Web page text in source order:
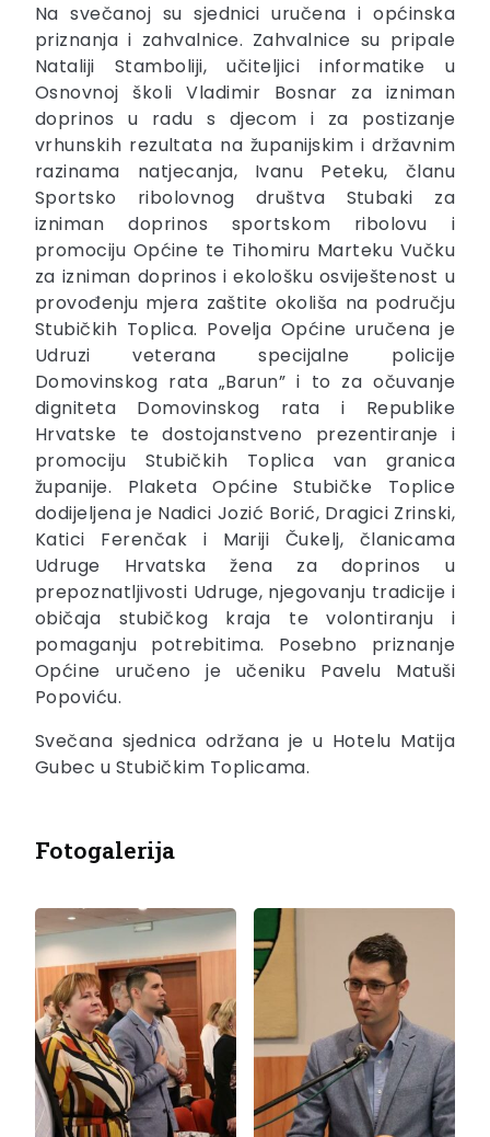
Na svečanoj su sjednici uručena i općinska
priznanja i zahvalnice. Zahvalnice su pripale
Nataliji Stamboliji, učiteljici informatike u
Osnovnoj školi Vladimir Bosnar za izniman
doprinos u radu s djecom i za postizanje
vrhunskih rezultata na županijskim i državnim
razinama natjecanja, Ivanu Peteku, članu
Sportsko ribolovnog društva Stubaki za
izniman doprinos sportskom ribolovu i
promociju Općine te Tihomiru Marteku Vučku
za izniman doprinos i ekološku osviještenost u
provođenju mjera zaštite okoliša na području
Stubičkih Toplica. Povelja Općine uručena je
Udruzi veterana specijalne policije
Domovinskog rata „Barun” i to za očuvanje
digniteta Domovinskog rata i Republike
Hrvatske te dostojanstveno prezentiranje i
promociju Stubičkih Toplica van granica
županije. Plaketa Općine Stubičke Toplice
dodijeljena je Nadici Jozić Borić, Dragici Zrinski,
Katici Ferenčak i Mariji Čukelj, članicama
Udruge Hrvatska žena za doprinos u
prepoznatljivosti Udruge, njegovanju tradicije i
običaja stubičkog kraja te volontiranju i
pomaganju potrebitima. Posebno priznanje
Općine uručeno je učeniku Pavelu Matuši
Popoviću.
Svečana sjednica održana je u Hotelu Matija
Gubec u Stubičkim Toplicama.
Fotogalerija